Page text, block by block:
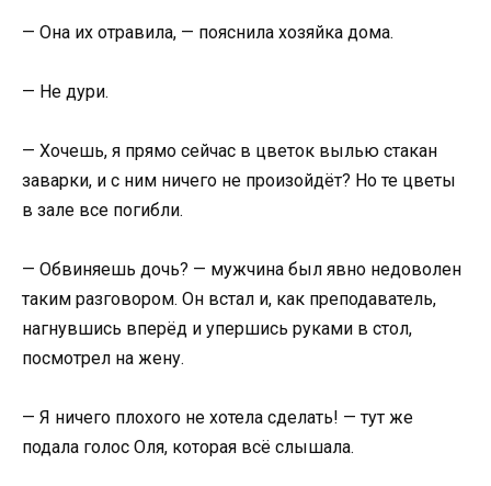
— Она их отравила, — пояснила хозяйка дома.
— Не дури.
— Хочешь, я прямо сейчас в цветок вылью стакан
заварки, и с ним ничего не произойдёт? Но те цветы
в зале все погибли.
— Обвиняешь дочь? — мужчина был явно недоволен
таким разговором. Он встал и, как преподаватель,
нагнувшись вперёд и упершись руками в стол,
посмотрел на жену.
— Я ничего плохого не хотела сделать! — тут же
подала голос Оля, которая всё слышала.